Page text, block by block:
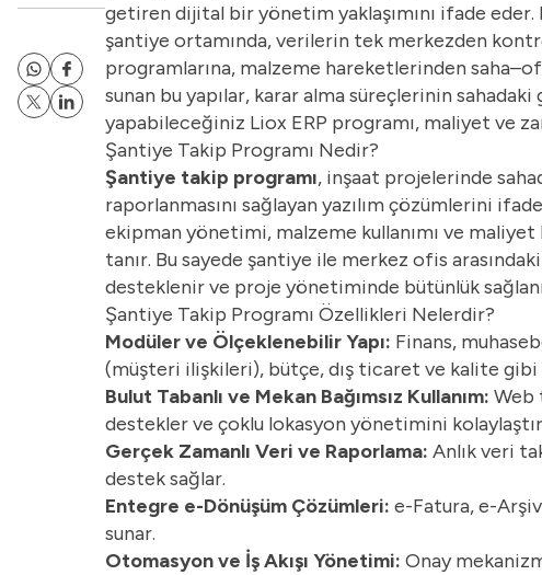
getiren dijital bir yönetim yaklaşımını ifade
şantiye ortamında, verilerin tek merkezden
programlarına, malzeme hareketlerinden
sunan bu yapılar, karar alma süreçlerinin
yapabileceğiniz Liox ERP programı, maliyet ve
Şantiye Takip Programı Nedir?
Şantiye takip programı, inşaat projelerinde
raporlanmasını sağlayan yazılım çözümlerini
ekipman yönetimi, malzeme kullanımı ve
tanır. Bu sayede şantiye ile merkez ofis
desteklenir ve proje yönetiminde bütünlük
Şantiye Takip Programı Özellikleri Nelerdir?
Modüler ve Ölçeklenebilir Yapı: Finans,
(müşteri ilişkileri), bütçe, dış ticaret ve kalite
Bulut Tabanlı ve Mekan Bağımsız Kullanım: Web
destekler ve çoklu lokasyon yönetimini
Gerçek Zamanlı Veri ve Raporlama: Anlık veri
destek sağlar.
Entegre e-Dönüşüm Çözümleri: e-Fatura, e-
sunar.
Otomasyon ve İş Akışı Yönetimi: Onay